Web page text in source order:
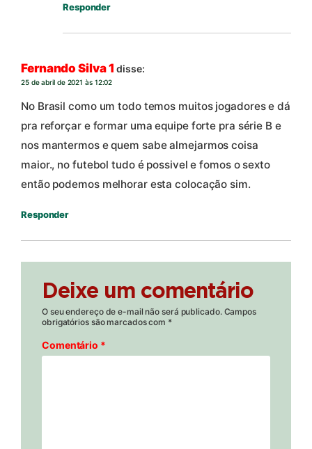
Responder
Fernando Silva 1 disse:
25 de abril de 2021 às 12:02
No Brasil como um todo temos muitos jogadores e dá
pra reforçar e formar uma equipe forte pra série B e
nos mantermos e quem sabe almejarmos coisa
maior., no futebol tudo é possivel e fomos o sexto
então podemos melhorar esta colocação sim.
Responder
Deixe um comentário
O seu endereço de e-mail não será publicado. Campos
obrigatórios são marcados com *
Comentário *